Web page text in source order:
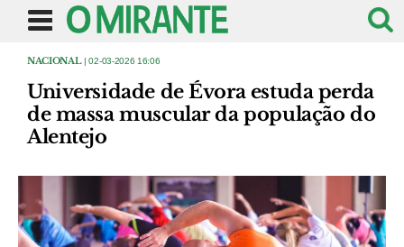
NACIONAL| 02-03-2026 16:06
Universidade de Évora estuda perda
de massa muscular da população do
Alentejo